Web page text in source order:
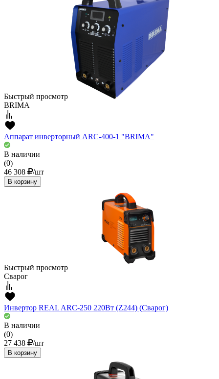
Быстрый просмотр
BRIMA
Аппарат инверторный ARC-400-1 "BRIMA"
В наличии
(0)
46 308
/шт
В корзину
Быстрый просмотр
Сварог
Инвертор REAL ARC-250 220Вт (Z244) (Сварог)
В наличии
(0)
27 438
/шт
В корзину